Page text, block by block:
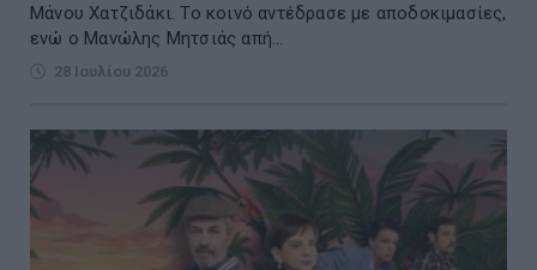
Μάνου Χατζιδάκι. Το κοινό αντέδρασε με αποδοκιμασίες,
ενώ ο Μανώλης Μητσιάς απή...
28 Ιουλίου 2026